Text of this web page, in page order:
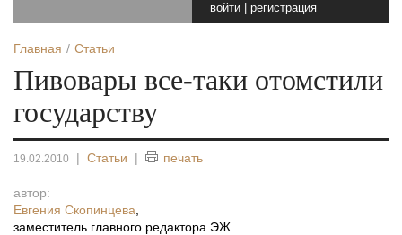
войти регистрация
Главная Статьи
Пивовары все-таки отомстили
государству
19.02.2010 | Статьи | печать
автор:
Евгения Скопинцева
заместитель главного редактора ЭЖ